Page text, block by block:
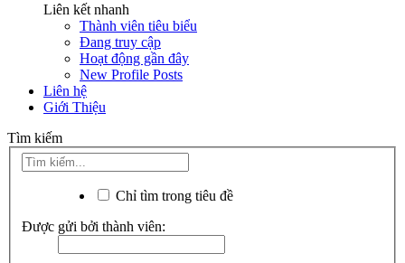
Liên kết nhanh
Thành viên tiêu biểu
Đang truy cập
Hoạt động gần đây
New Profile Posts
Liên hệ
Giới Thiệu
Tìm kiếm
Chỉ tìm trong tiêu đề
Được gửi bởi thành viên: